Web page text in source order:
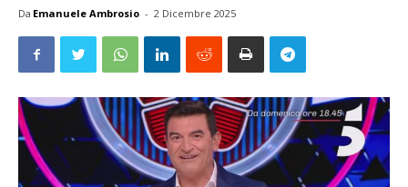
Da Emanuele Ambrosio - 2 Dicembre 2025